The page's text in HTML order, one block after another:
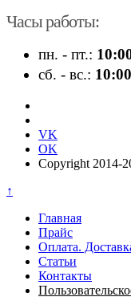
Часы работы:
пн. - пт.:
сб. - вс.:
VK
OK
Copyright 2014-
↑
Главная
Прайс
Оплата.
Статьи
Контакты